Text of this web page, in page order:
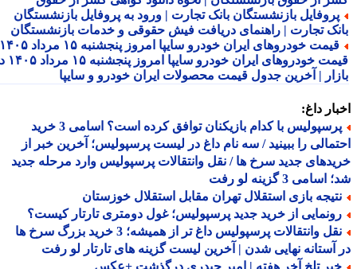
بازنشستگان بانک تجارت | ورود به پروفایل بازنشستگان
تجارت | راهنمای دریافت فیش حقوقی و خدمات بازنشستگان
قیمت خودروهای ایران خودرو سایپا امروز پنجشنبه ۱۵ مرداد ۱۴۰۵ |
قیمت خودروهای ایران خودرو سایپا امروز پنجشنبه ۱۵ مرداد ۱۴۰۵ در
| آخرین جدول قیمت محصولات ایران خودرو و سایپا
داغ:
پرسپولیس با کدام بازیکنان توافق کرده است؟ اسامی 3 خرید
را ببینید / سه نام داغ در لیست پرسپولیس؛ آخرین خبر از
جدید سرخ ها / نقل وانتقالات پرسپولیس وارد مرحله جدید
3 گزینه لو رفت
بازی استقلال تهران مقابل استقلال خوزستان
از خرید جدید پرسپولیس؛ غول دومتری تارتار کیست؟
نقل وانتقالات پرسپولیس داغ تر از همیشه؛ 3 خرید بزرگ سرخ ها
آستانه نهایی شدن | آخرین لیست گزینه های تارتار لو رفت